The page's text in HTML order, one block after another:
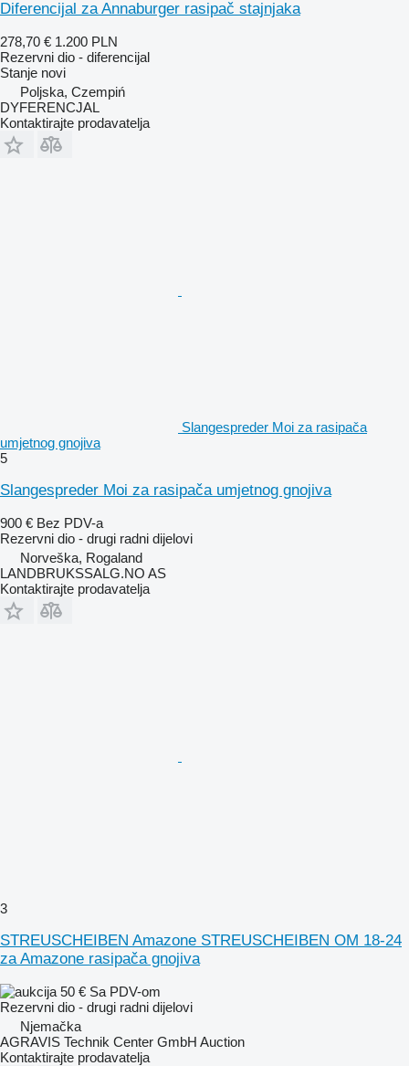
Diferencijal za Annaburger rasipač stajnjaka
278,70 € 1.200 PLN
Rezervni dio - diferencijal
Stanje novi
Poljska, Czempiń
DYFERENCJAL
Kontaktirajte prodavatelja
Slangespreder Moi za rasipača
umjetnog gnojiva
5
Slangespreder Moi za rasipača umjetnog gnojiva
900 € Bez PDV-a
Rezervni dio - drugi radni dijelovi
Norveška, Rogaland
LANDBRUKSSALG.NO AS
Kontaktirajte prodavatelja
3
STREUSCHEIBEN Amazone STREUSCHEIBEN OM 18-24
za Amazone rasipača gnojiva
50 € Sa PDV-om
Rezervni dio - drugi radni dijelovi
Njemačka
AGRAVIS Technik Center GmbH Auction
Kontaktirajte prodavatelja